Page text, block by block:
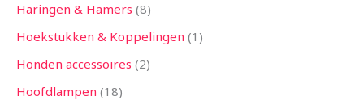
Haringen & Hamers 8
Hoekstukken & Koppelingen 1
Honden accessoires 2
Hoofdlampen 18